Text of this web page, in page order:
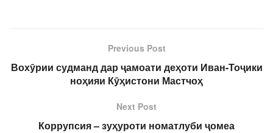
Previous Post
Вохӯрии судманд дар ҷамоати деҳоти Иван-Тоҷики
ноҳияи Кӯҳистони Мастчоҳ
Next Post
Коррупсия – зуҳуроти номатлуби ҷомеа